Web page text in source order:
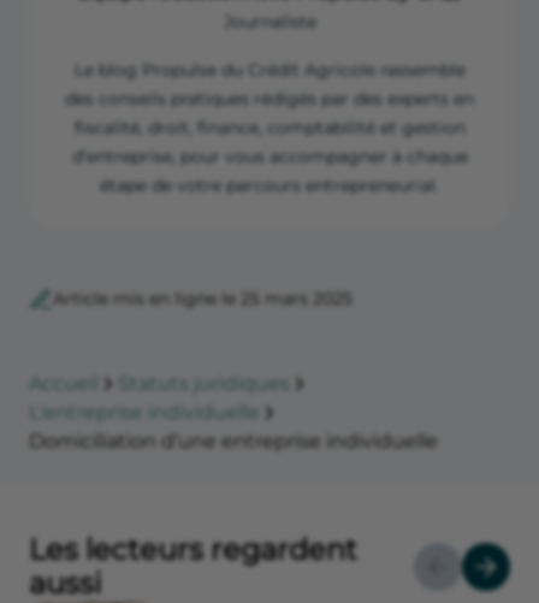
Journaliste
Le blog Propulse du Crédit Agricole rassemble
des conseils pratiques rédigés par des experts en
fiscalité, droit, finance, comptabilité et gestion
d'entreprise, pour vous accompagner à chaque
étape de votre parcours entrepreneurial.
Article mis en ligne le 25 mars 2025
Accueil
Statuts juridiques
L'entreprise individuelle
Domiciliation d’une entreprise individuelle
Les lecteurs regardent
aussi